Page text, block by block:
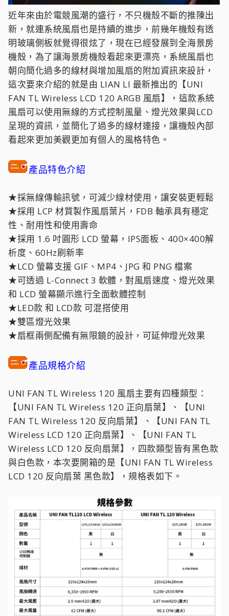
近年來由於電競風潮的盛行，不只機殼不斷的推陳出
新，就連系統風扇也是持續的進步，前幾年機殼有透
明玻璃側板就覺得很炫了，現在已經發展到全海景房
機殼，為了讓海景房機殼看起來更漂亮，系統風扇也
朝向簡化過多的線材與增加風扇的附加資訊來設計，
這次要來介紹的就是由 LIAN LI 最新推出的【UNI
FAN TL Wireless LCD 120 ARGB 風扇】，這款系統
風扇可以使用無線的方式控制風量、燈光效果與LCD
呈現的資訊，並簡化了過多的線材連接，讓機殼內部
看起來更加美觀更加有個人的風格特色。
產品特色介紹
★採無線傳輸訊號，可減少線材使用，讓安裝更輕鬆
★採用 LCP 材質製作風扇葉片，FDB 軸承具有穩定
性、耐用性和使用壽命
★採用 1.6 吋圓形 LCD 螢幕，IPS面板、400×400解
析度、60Hz刷新率
★LCD 螢幕支援 GIF、MP4、JPG 和 PNG 檔案
★可透過 L-Connect 3 軟體，對風扇速度、燈光效果
和 LCD 螢幕顯示進行全面軟體控制
★LED款 和 LCD款 可混搭使用
★雙區燈光效果
★扇框兩側配備有無限鏡的設計，可延伸燈光效果
產品規格介紹
UNI FAN TL Wireless 120 風扇主要有四種類型：
【UNI FAN TL Wireless 120 正向扇葉】、【UNI
FAN TL Wireless 120 反向扇葉】、【UNI FAN TL
Wireless LCD 120 正向扇葉】、【UNI FAN TL
Wireless LCD 120 反向扇葉】，四款類型皆有黑色款
與白色款，本次要開箱的是【UNI FAN TL Wireless
LCD 120 反向扇葉 黑色款】，規格表如下。